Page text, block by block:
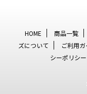
HOME 商品一覧
ズについて
ご利用ガ
シーポリシー